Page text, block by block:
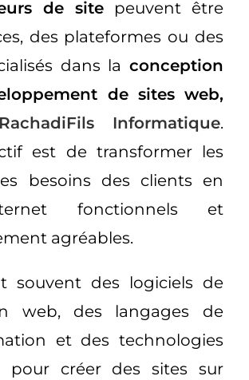
de sitepeuvent être
des plateformes ou des
dans la conception
de sites web,
RachadiFils Informatique.
est de transformer les
besoins des clients en
fonctionnels et
agréables.
souvent des logiciels de
web, des langages de
et des technologies
pour créer des sites sur